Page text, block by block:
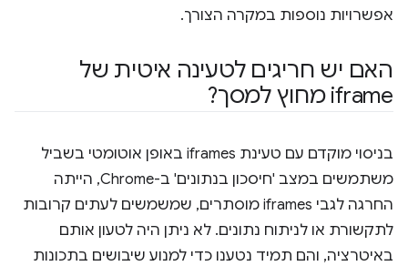
אפשרויות נוספות במקרה הצורך.
האם יש חריגים לטעינה איטית של
iframe מחוץ למסך?
בניסוי מוקדם עם טעינת iframes באופן אוטומטי בשביל
משתמשים במצב 'חיסכון בנתונים' ב-Chrome, הייתה
החרגה לגבי iframes מוסתרים, שמשמשים לעתים קרובות
לתקשורת או לניתוח נתונים. לא ניתן היה לטעון אותם
באיטרציה, והם תמיד נטענו כדי למנוע שיבושים בתכונות